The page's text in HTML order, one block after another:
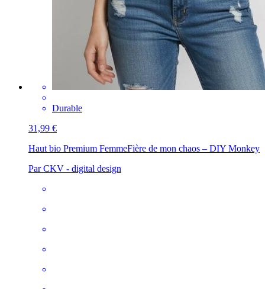
Durable
31,99 €
Haut bio Premium FemmeFière de mon chaos – DIY Monkey
Par CKV - digital design